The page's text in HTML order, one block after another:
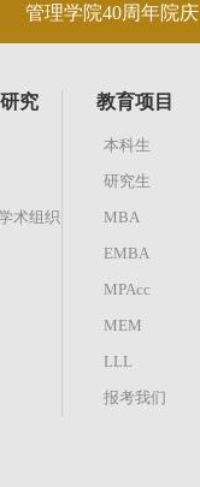
管理学院40周年院庆
究
术组织
教育项目
本科生
研究生
MBA
EMBA
MPAcc
MEM
LLL
报考我们